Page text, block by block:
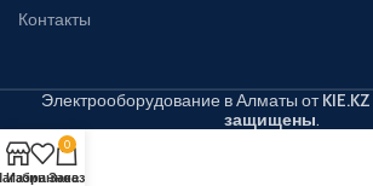
Контакты
Электрооборудование в Алматы отKIE.KZ
защищены.
Избранное
0
Заказ